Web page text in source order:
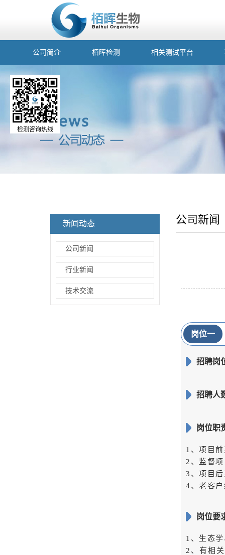
公司简介 栢晖检测 相关测试平台
新闻动态
公司新闻
行业新闻
技术交流
公司新闻
岗位一
招聘岗
招聘人
岗位职
1、项目
2、监督
3、项目
4、老客
岗位要
1、生态
2、有相
检测咨询热线